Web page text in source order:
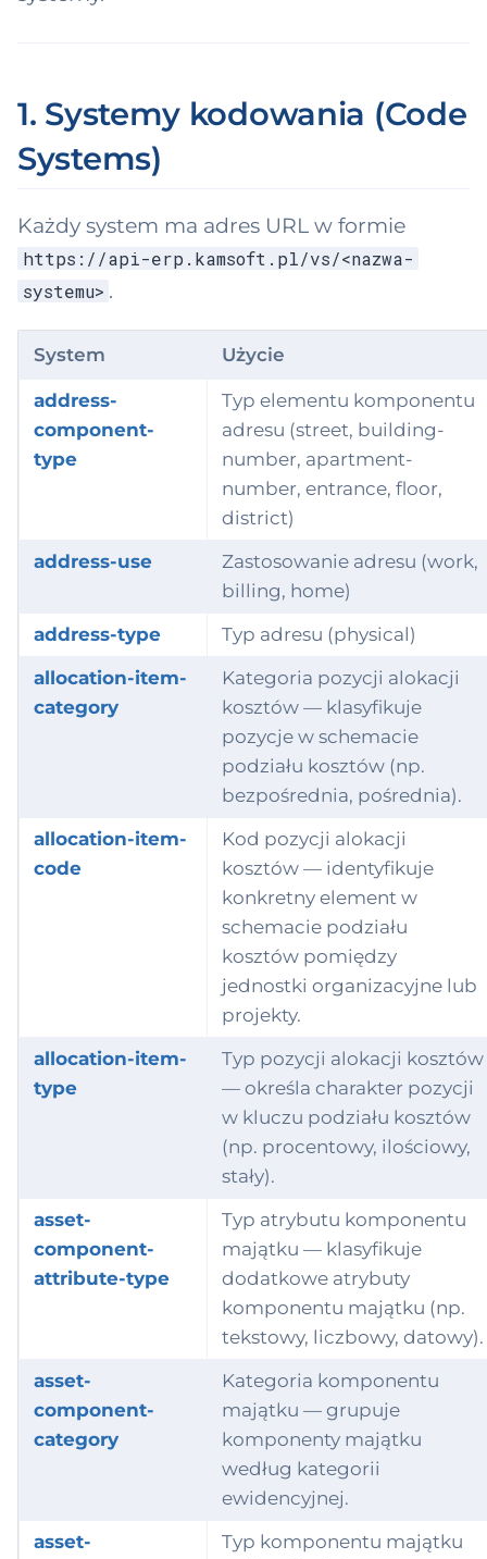
—
product
type
name
type
use
point-
type
assignment-
type
sety
i
słowniki
(NIP,
1. Systemy kodowania (Code
Systems)
Każdy system ma adres URL w formie
https://api-erp.kamsoft.pl/vs/<nazwa-
systemu> .
System Użycie
address-
component-
type
Typ elementu komponentu
adresu (street, building-
number, apartment-
number, entrance, floor,
district)
address-use
Zastosowanie adresu (work,
billing, home)
address-type
Typ adresu (physical)
allocation-item-
category
Kategoria pozycji alokacji
kosztów — klasyfikuje
pozycje w schemacie
podziału kosztów (np.
bezpośrednia, pośrednia).
allocation-item-
code
Kod pozycji alokacji
kosztów — identyfikuje
konkretny element w
schemacie podziału
kosztów pomiędzy
jednostki organizacyjne lub
projekty.
allocation-item-
type
Typ pozycji alokacji kosztów
— określa charakter pozycji
w kluczu podziału kosztów
(np. procentowy, ilościowy,
stały).
asset-
component-
attribute-type
Typ atrybutu komponentu
majątku — klasyfikuje
dodatkowe atrybuty
komponentu majątku (np.
tekstowy, liczbowy, datowy).
asset-
component-
category
Kategoria komponentu
majątku — grupuje
komponenty majątku
według kategorii
ewidencyjnej.
asset-
Typ komponentu majątku